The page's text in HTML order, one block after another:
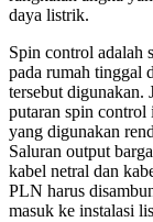
daya listrik.
Spin control adalah
pada rumah tinggal
tersebut digunakan.
putaran spin control
yang digunakan
Saluran output
kabel netral dan
PLN harus
masuk ke instalasi